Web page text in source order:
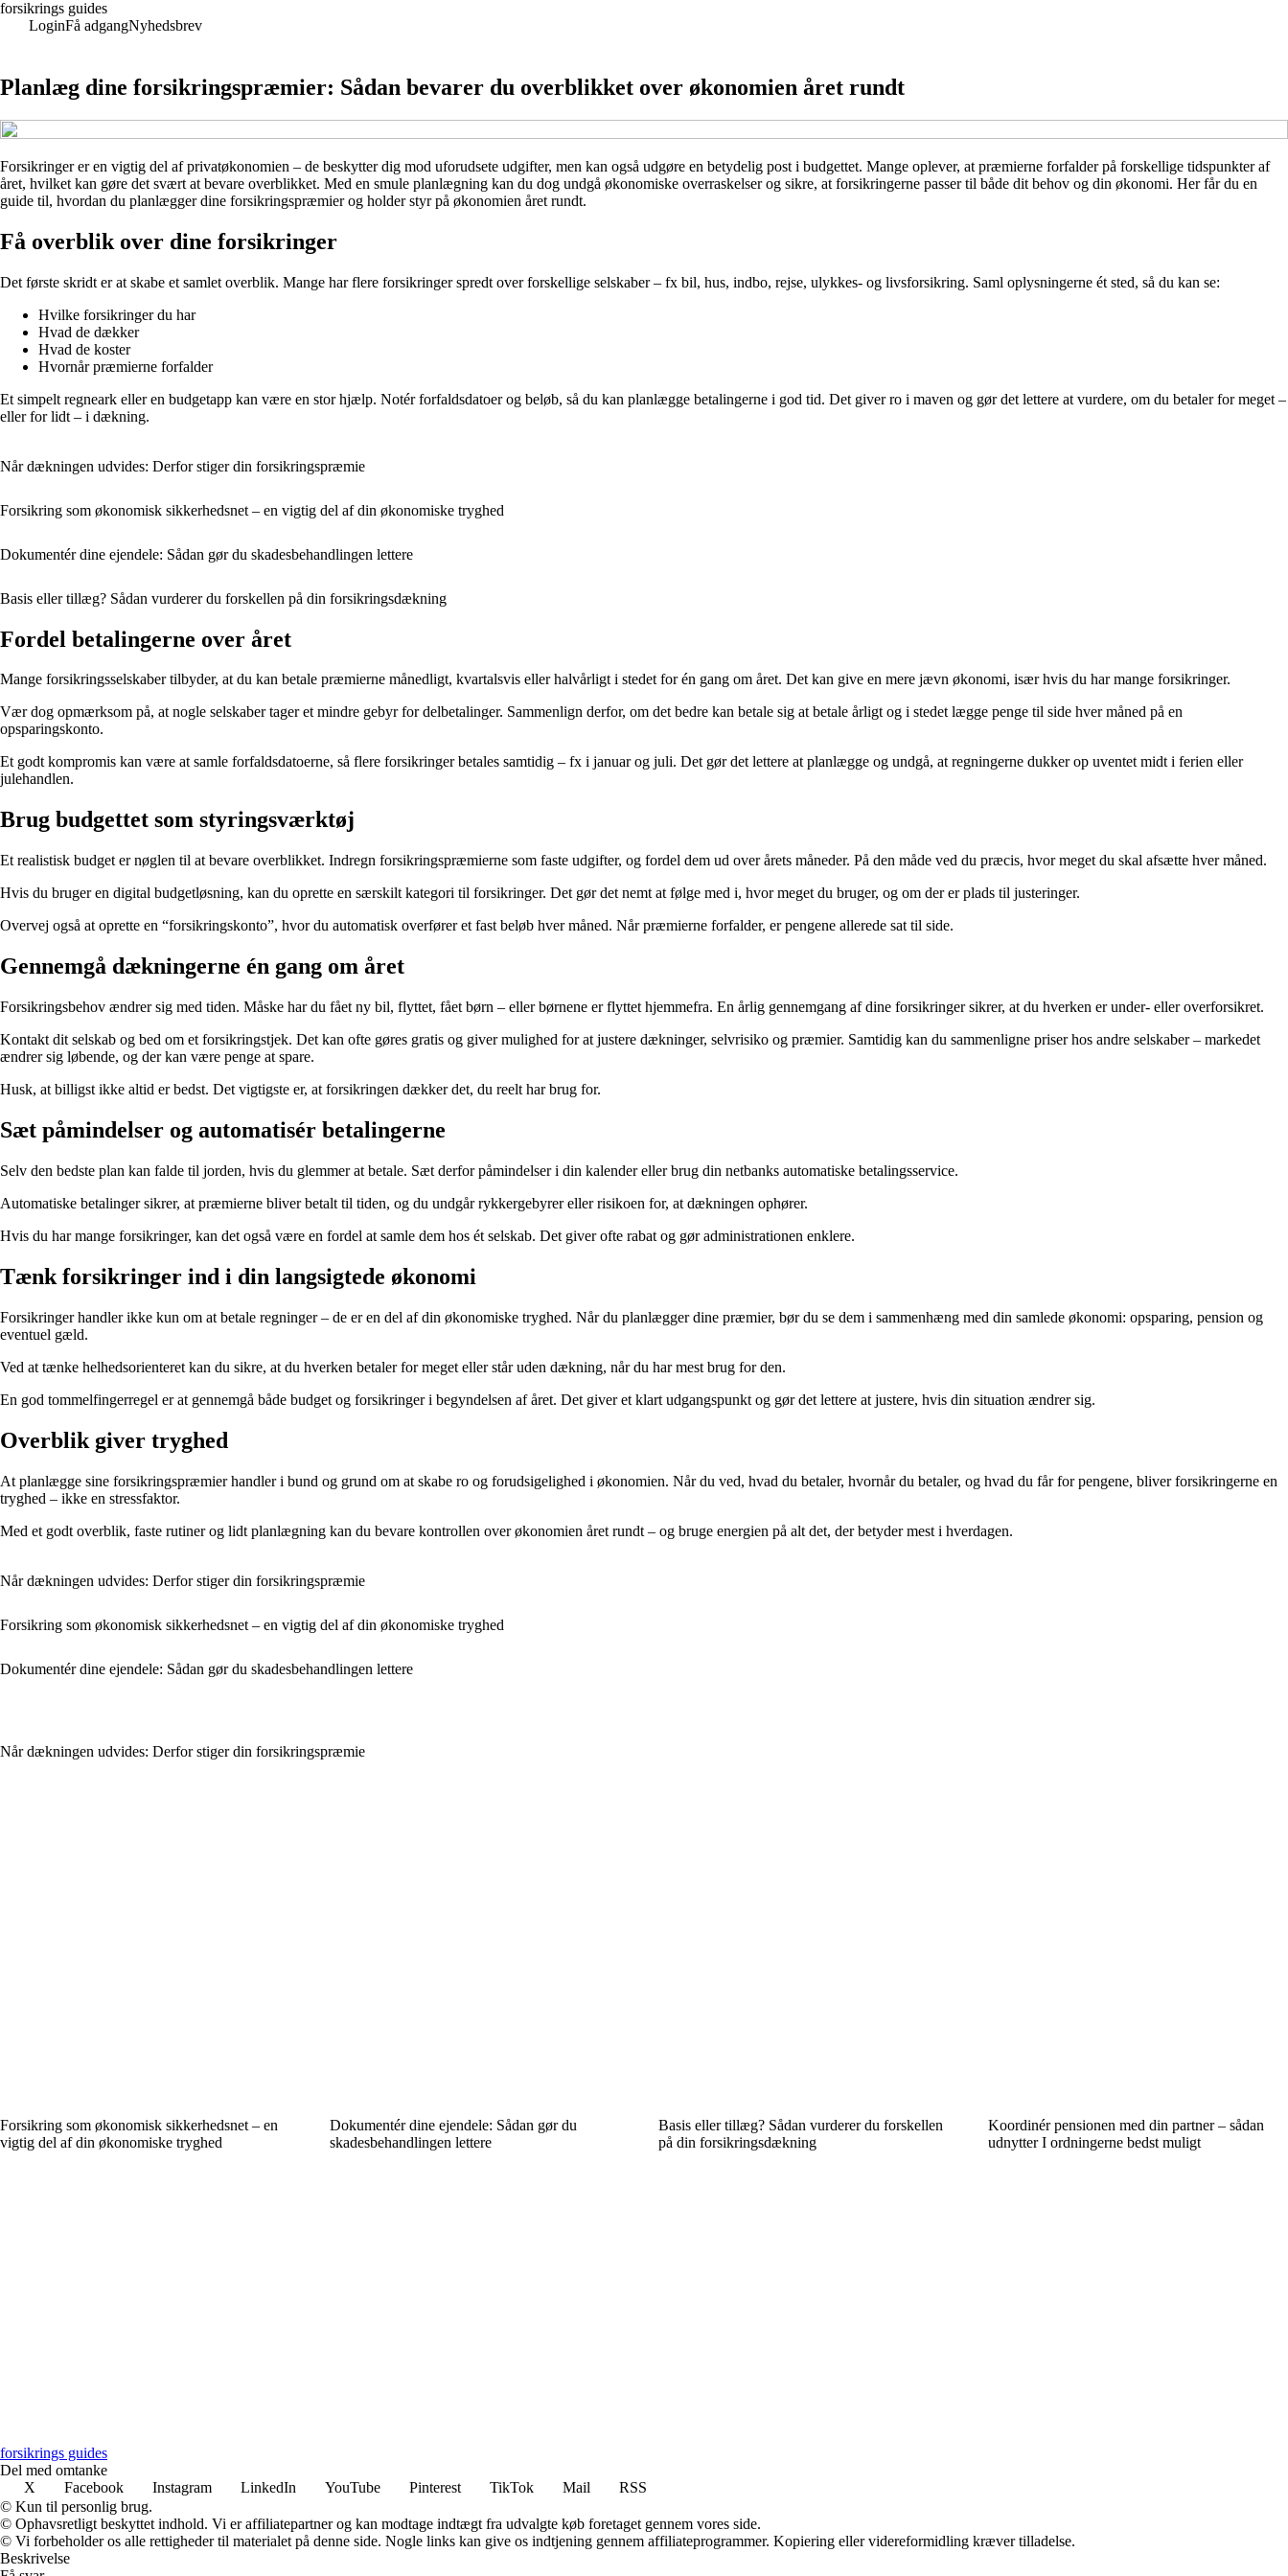
forsikrings guides
LoginFå adgangNyhedsbrev
Planlæg dine forsikringspræmier: Sådan bevarer du overblikket over økonomien året rundt
Forsikringer er en vigtig del af privatøkonomien – de beskytter dig mod uforudsete udgifter, men kan også udgøre en betydelig post i budgettet. Mange oplever, at præmierne forfalder på forskellige tidspunkter af
året, hvilket kan gøre det svært at bevare overblikket. Med en smule planlægning kan du dog undgå økonomiske overraskelser og sikre, at forsikringerne passer til både dit behov og din økonomi. Her får du en
guide til, hvordan du planlægger dine forsikringspræmier og holder styr på økonomien året rundt.
Få overblik over dine forsikringer
Det første skridt er at skabe et samlet overblik. Mange har flere forsikringer spredt over forskellige selskaber – fx bil, hus, indbo, rejse, ulykkes- og livsforsikring. Saml oplysningerne ét sted, så du kan se:
Hvilke forsikringer du har
Hvad de dækker
Hvad de koster
Hvornår præmierne forfalder
Et simpelt regneark eller en budgetapp kan være en stor hjælp. Notér forfaldsdatoer og beløb, så du kan planlægge betalingerne i god tid. Det giver ro i maven og gør det lettere at vurdere, om du betaler for meget –
eller for lidt – i dækning.
Når dækningen udvides: Derfor stiger din forsikringspræmie
Forsikring som økonomisk sikkerhedsnet – en vigtig del af din økonomiske tryghed
Dokumentér dine ejendele: Sådan gør du skadesbehandlingen lettere
Basis eller tillæg? Sådan vurderer du forskellen på din forsikringsdækning
Fordel betalingerne over året
Mange forsikringsselskaber tilbyder, at du kan betale præmierne månedligt, kvartalsvis eller halvårligt i stedet for én gang om året. Det kan give en mere jævn økonomi, især hvis du har mange forsikringer.
Vær dog opmærksom på, at nogle selskaber tager et mindre gebyr for delbetalinger. Sammenlign derfor, om det bedre kan betale sig at betale årligt og i stedet lægge penge til side hver måned på en
opsparingskonto.
Et godt kompromis kan være at samle forfaldsdatoerne, så flere forsikringer betales samtidig – fx i januar og juli. Det gør det lettere at planlægge og undgå, at regningerne dukker op uventet midt i ferien eller
julehandlen.
Brug budgettet som styringsværktøj
Et realistisk budget er nøglen til at bevare overblikket. Indregn forsikringspræmierne som faste udgifter, og fordel dem ud over årets måneder. På den måde ved du præcis, hvor meget du skal afsætte hver måned.
Hvis du bruger en digital budgetløsning, kan du oprette en særskilt kategori til forsikringer. Det gør det nemt at følge med i, hvor meget du bruger, og om der er plads til justeringer.
Overvej også at oprette en “forsikringskonto”, hvor du automatisk overfører et fast beløb hver måned. Når præmierne forfalder, er pengene allerede sat til side.
Gennemgå dækningerne én gang om året
Forsikringsbehov ændrer sig med tiden. Måske har du fået ny bil, flyttet, fået børn – eller børnene er flyttet hjemmefra. En årlig gennemgang af dine forsikringer sikrer, at du hverken er under- eller overforsikret.
Kontakt dit selskab og bed om et forsikringstjek. Det kan ofte gøres gratis og giver mulighed for at justere dækninger, selvrisiko og præmier. Samtidig kan du sammenligne priser hos andre selskaber – markedet
ændrer sig løbende, og der kan være penge at spare.
Husk, at billigst ikke altid er bedst. Det vigtigste er, at forsikringen dækker det, du reelt har brug for.
Sæt påmindelser og automatisér betalingerne
Selv den bedste plan kan falde til jorden, hvis du glemmer at betale. Sæt derfor påmindelser i din kalender eller brug din netbanks automatiske betalingsservice.
Automatiske betalinger sikrer, at præmierne bliver betalt til tiden, og du undgår rykkergebyrer eller risikoen for, at dækningen ophører.
Hvis du har mange forsikringer, kan det også være en fordel at samle dem hos ét selskab. Det giver ofte rabat og gør administrationen enklere.
Tænk forsikringer ind i din langsigtede økonomi
Forsikringer handler ikke kun om at betale regninger – de er en del af din økonomiske tryghed. Når du planlægger dine præmier, bør du se dem i sammenhæng med din samlede økonomi: opsparing, pension og
eventuel gæld.
Ved at tænke helhedsorienteret kan du sikre, at du hverken betaler for meget eller står uden dækning, når du har mest brug for den.
En god tommelfingerregel er at gennemgå både budget og forsikringer i begyndelsen af året. Det giver et klart udgangspunkt og gør det lettere at justere, hvis din situation ændrer sig.
Overblik giver tryghed
At planlægge sine forsikringspræmier handler i bund og grund om at skabe ro og forudsigelighed i økonomien. Når du ved, hvad du betaler, hvornår du betaler, og hvad du får for pengene, bliver forsikringerne en
tryghed – ikke en stressfaktor.
Med et godt overblik, faste rutiner og lidt planlægning kan du bevare kontrollen over økonomien året rundt – og bruge energien på alt det, der betyder mest i hverdagen.
Når dækningen udvides: Derfor stiger din forsikringspræmie
Forsikring som økonomisk sikkerhedsnet – en vigtig del af din økonomiske tryghed
Dokumentér dine ejendele: Sådan gør du skadesbehandlingen lettere
Når dækningen udvides: Derfor stiger din forsikringspræmie
Forsikring som økonomisk sikkerhedsnet – en
vigtig del af din økonomiske tryghed
Dokumentér dine ejendele: Sådan gør du
skadesbehandlingen lettere
Basis eller tillæg? Sådan vurderer du forskellen
på din forsikringsdækning
Koordinér pensionen med din partner – sådan
udnytter I ordningerne bedst muligt
forsikrings guides
Del med omtanke
X
Facebook Instagram LinkedIn YouTube Pinterest TikTok Mail
RSS
© Kun til personlig brug.
© Ophavsretligt beskyttet indhold. Vi er affiliatepartner og kan modtage indtægt fra udvalgte køb foretaget gennem vores side.
© Vi forbeholder os alle rettigheder til materialet på denne side. Nogle links kan give os indtjening gennem affiliateprogrammer. Kopiering eller videreformidling kræver tilladelse.
Beskrivelse